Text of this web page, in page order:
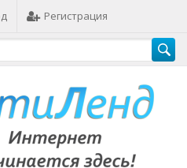
Регистрация